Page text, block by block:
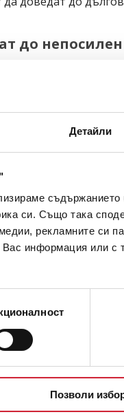
Детайли
си. Също така
рекламните си
информация или с
Позволи
до
попаднали в него
проблем с дълг. Но
успеете да
на дълга
че, за да се
е да
капан?
от кредитни
по-голямата
разходите си за
защото идват с
от важните